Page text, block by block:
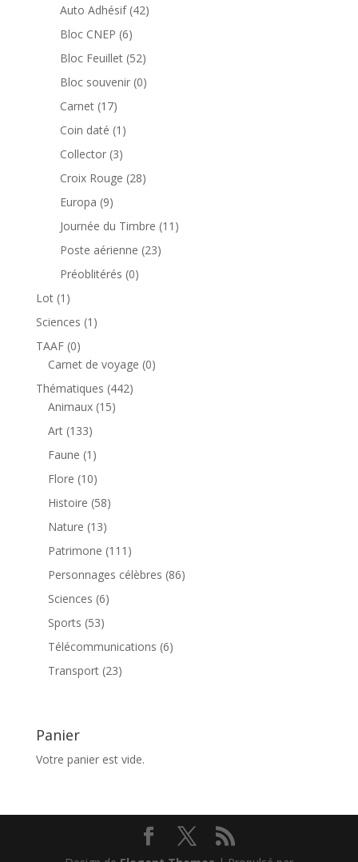
produits
Auto Adhésif 4242
Bloc CNEP 66
produits
Bloc Feuillet 5252
produits
Bloc souvenir 00
Carnet 1717
produits
Coin daté 1 1
produit
Collector 33
produits
Croix Rouge 2828
Europa 99
produits
Journée du Timbre 11 11
Poste aérienne 2323
Préoblitérés 00
Lot 1 1
produit
Sciences 1 1
TAAF 00
produit
Carnet de voyage 00
Thématiques 442442
Animaux 1515
Art 133133
produits
Faune 1 1
produit
Flore 1010
produits
Histoire 5858
Nature 1313
produits
Patrimone 111 111
produits
Personnages célèbres 8686
Sciences 66
Sports 5353
produits
Télécommunications 66
Transport 2323
Panier
Votre panier est vide.